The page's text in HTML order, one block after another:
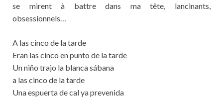
se mirent à battre dans ma tête, lancinants,
obsessionnels…
A las cinco de la tarde
Eran las cinco en punto de la tarde
Un niño trajo la blanca sábana
a las cinco de la tarde
Una espuerta de cal ya prevenida